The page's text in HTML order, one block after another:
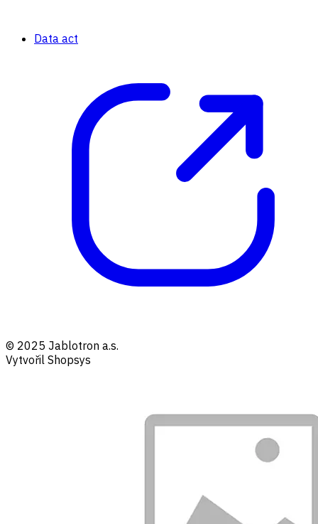
Data act
© 2025 Jablotron a.s.
Vytvořil Shopsys